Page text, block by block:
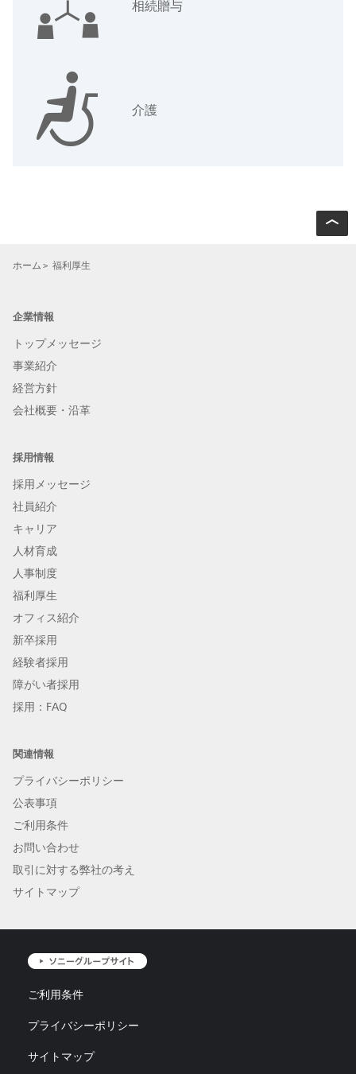
相続贈与
介護
ホーム 福利厚生
企業情報
トップメッセージ
事業紹介
経営方針
会社概要・沿革
採用情報
採用メッセージ
社員紹介
キャリア
人材育成
人事制度
福利厚生
オフィス紹介
新卒採用
経験者採用
障がい者採用
採用：FAQ
関連情報
プライバシーポリシー
公表事項
ご利用条件
お問い合わせ
取引に対する弊社の考え
サイトマップ
ご利用条件
プライバシーポリシー
サイトマップ